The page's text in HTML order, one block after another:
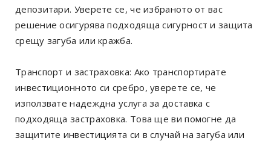
депозитари. Уверете се, че избраното от вас
решение осигурява подходяща сигурност и защита
срещу загуба или кражба.
Транспорт и застраховка: Ако транспортирате
инвестиционното си сребро, уверете се, че
използвате надеждна услуга за доставка с
подходяща застраховка. Това ще ви помогне да
защитите инвестицията си в случай на загуба или